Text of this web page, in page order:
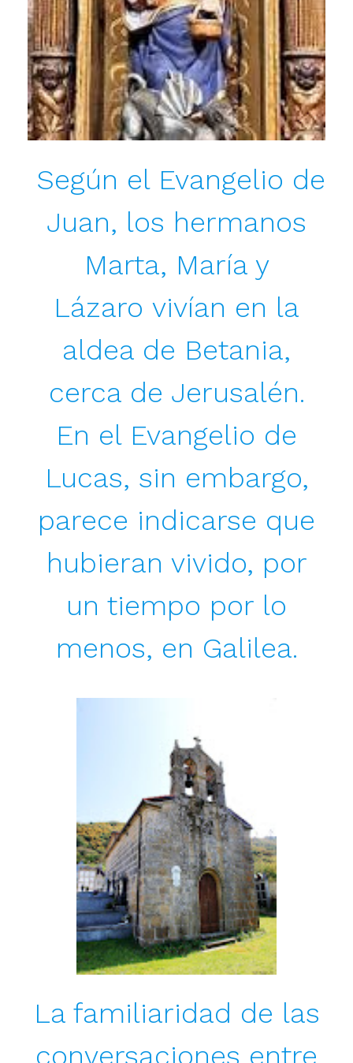
Según el Evangelio de
Juan, los hermanos
Marta, María y
Lázaro vivían en la
aldea de Betania,
cerca de Jerusalén.
En el Evangelio de
Lucas, sin embargo,
parece indicarse que
hubieran vivido, por
un tiempo por lo
menos, en Galilea.
La familiaridad de las
conversaciones entre